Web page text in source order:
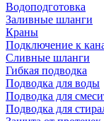
Водоподготовка
Заливные шланги
Краны
Подключение к
Сливные шланги
Гибкая подводка
Подводка для воды
Подводка для
Подводка для